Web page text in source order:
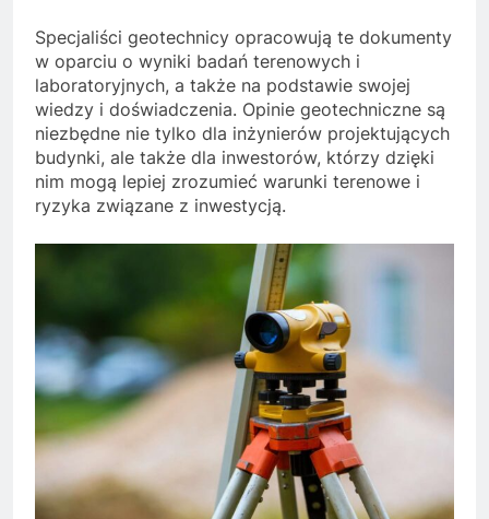
Specjaliści geotechnicy opracowują te dokumenty
w oparciu o wyniki badań terenowych i
laboratoryjnych, a także na podstawie swojej
wiedzy i doświadczenia. Opinie geotechniczne są
niezbędne nie tylko dla inżynierów projektujących
budynki, ale także dla inwestorów, którzy dzięki
nim mogą lepiej zrozumieć warunki terenowe i
ryzyka związane z inwestycją.